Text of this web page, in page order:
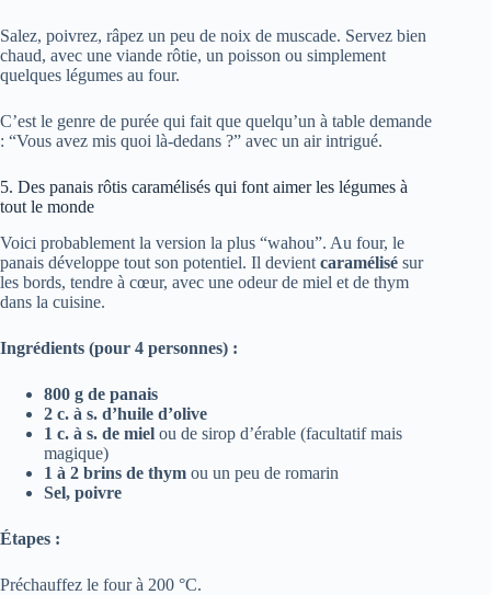
Salez, poivrez, râpez un peu de noix de muscade. Servez bien
chaud, avec une viande rôtie, un poisson ou simplement
quelques légumes au four.
C’est le genre de purée qui fait que quelqu’un à table demande
: “Vous avez mis quoi là-dedans ?” avec un air intrigué.
5. Des panais rôtis caramélisés qui font aimer les légumes à
tout le monde
Voici probablement la version la plus “wahou”. Au four, le
panais développe tout son potentiel. Il devient caramélisé sur
les bords, tendre à cœur, avec une odeur de miel et de thym
dans la cuisine.
Ingrédients (pour 4 personnes) :
800 g de panais
2 c. à s. d’huile d’olive
1 c. à s. de miel ou de sirop d’érable (facultatif mais
magique)
1 à 2 brins de thym ou un peu de romarin
Sel, poivre
Étapes :
Préchauffez le four à 200 °C.